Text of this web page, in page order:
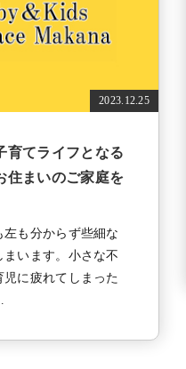
2023.12.25
育てライフとなる
住まいのご家庭を
も分からず些細な
います。小さな不
に疲れてしまった